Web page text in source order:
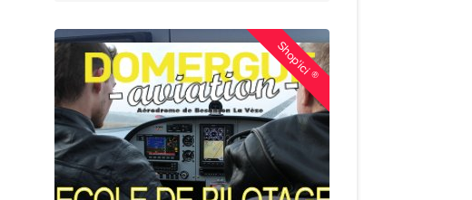
Shop'ici®